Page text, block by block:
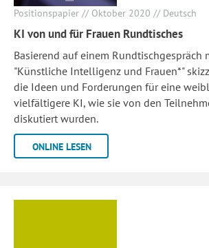
Positionspapier // Oktober 2020 // Deutsch
KI von und für Frauen Rundtisches
Basierend auf einem Rundtischgespräch
"Künstliche Intelligenz und Frauen*"
die Ideen und Forderungen für eine
vielfältigere KI, wie sie von den
diskutiert wurden.
ONLINE LESEN